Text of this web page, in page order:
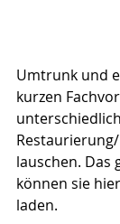
Umtrunk und
kurzen
lauschen. Das
können sie
laden.